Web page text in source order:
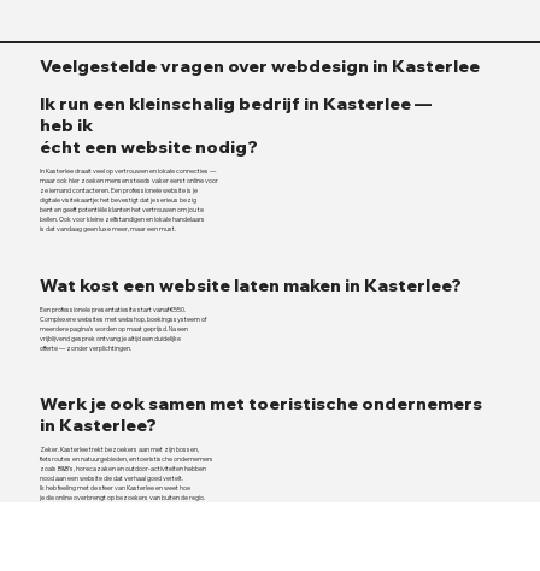
Veelgestelde vragen over webdesign in Kasterlee
Ik run een kleinschalig bedrijf in Kasterlee —
heb ik
écht een website nodig?
In Kasterlee draait veel op vertrouwen en lokale connecties —
maar ook hier zoeken mensen steeds vaker eerst online voor
ze iemand contacteren. Een professionele website is je
digitale visitekaartje: het bevestigt dat je serieus bezig
bent en geeft potentiële klanten het vertrouwen om jou te
bellen. Ook voor kleine zelfstandigen en lokale handelaars
is dat vandaag geen luxe meer, maar een must.
Wat kost een website laten maken in Kasterlee?
Een professionele presentatiesite start vanaf €550.
Complexere websites met webshop, boekingssysteem of
meerdere pagina's worden op maat geprijsd. Na een
vrijblijvend gesprek ontvang je altijd een duidelijke
offerte — zonder verplichtingen.
Werk je ook samen met toeristische ondernemers
in Kasterlee?
Zeker. Kasterlee trekt bezoekers aan met zijn bossen,
fietsroutes en natuurgebieden, en toeristische ondernemers
zoals B&B's, horecazaken en outdoor-activiteiten hebben
nood aan een website die dat verhaal goed vertelt.
Ik heb feeling met de sfeer van Kasterlee en weet hoe
je die online overbrengt op bezoekers van buiten de regio.